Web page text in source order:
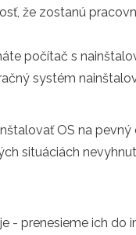
že zostanú
počítač s
systém
OS na
situáciách
- prenesieme ich do